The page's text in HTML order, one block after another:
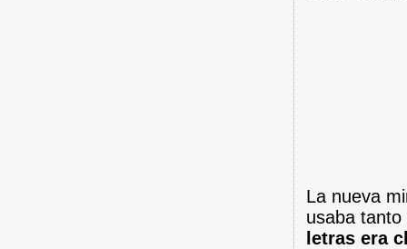
La nueva
usaba
letras era